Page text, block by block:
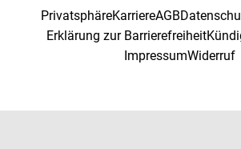
PrivatsphäreKarriereAGB
Erklärung zur Barrierefreiheit
ImpressumWiderruf